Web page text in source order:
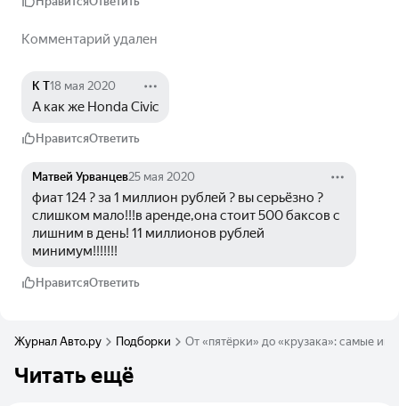
Комментарий удален
К Т18 мая 2020
А как же Honda Civic
НравитсяОтветить
Матвей Урванцев25 мая 2020
фиат 124 ? за 1 миллион рублей ? вы серьёзно ?
слишком мало!!!в аренде,она стоит 500 баксов с
лишним в день! 11 миллионов рублей
минимум!!!!!!!
НравитсяОтветить
Журнал Авто.ру Подборки От «пятёрки» до «крузака»: самые
Читать ещё